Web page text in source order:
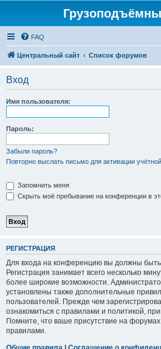
FAQ
Центральный сайт Список форумов
Вход
Имя пользователя:
Пароль:
Забыли пароль?
Повторно выслать письмо для активации
Запомнить меня
Скрыть моё пребывание на конференции в
РЕГИСТРАЦИЯ
Для входа на конференцию вы должны быть
Регистрация занимает всего несколько
более широкие возможности.
установлены также дополнительные
пользователей. Прежде чем
ознакомиться с правилами и политикой,
Помните, что ваше присутствие на форумах
правилами.